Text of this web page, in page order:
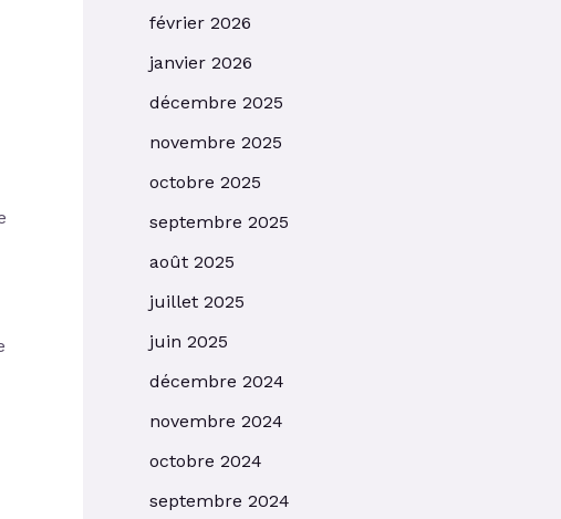
février 2026
janvier 2026
décembre 2025
novembre 2025
octobre 2025
septembre 2025
août 2025
juillet 2025
juin 2025
décembre 2024
novembre 2024
octobre 2024
septembre 2024